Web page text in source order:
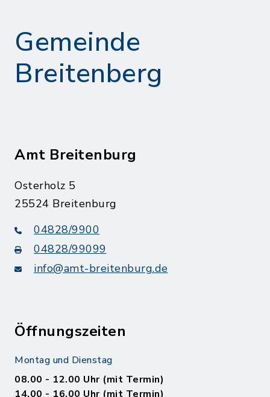
Gemeinde
Breitenberg
Amt Breitenburg
Osterholz 5
25524 Breitenburg
04828/9900
04828/99099
info@amt-breitenburg.de
Öffnungszeiten
Montag und Dienstag
08.00 - 12.00 Uhr (mit Termin)
14.00 - 16.00 Uhr (mit Termin)